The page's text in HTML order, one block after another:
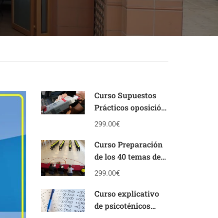
Curso Supuestos
Prácticos oposición
Policía Local
299.00€
Curso Preparación
de los 40 temas de
la oposición de
Andalucía
299.00€
Curso explicativo
de psicoténicos